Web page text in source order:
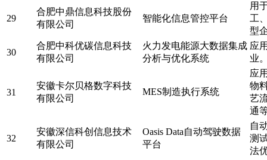
29
合肥中鼎信息科技股份
有限公司
智能化信息管控平台
用
工
型
30
合肥中科优碳信息科技
有限公司
火力发电能源大数据集成
分析与优化系统
应
业
31
安徽卡尔贝格数字科技
有限公司
MES制造执行系统
应
物
艺
通
32
安徽深信科创信息技术
有限公司
Oasis Data自动驾驶数据
平台
自
测
法